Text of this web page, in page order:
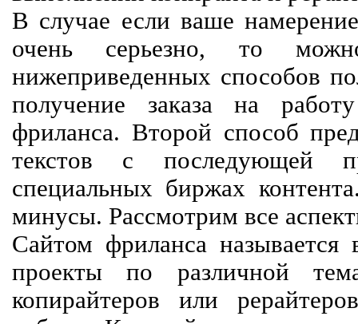
В случае если ваше
очень серьезно, то
нижеприведенных способов
получение заказа на
фриланса. Второй способ
текстов с последующей
специальных биржах
минусы. Рассмотрим все
Сайтом фриланса называется
проекты по различной
копирайтеров или